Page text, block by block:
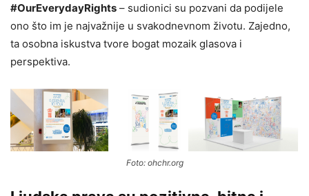
#OurEverydayRights – sudionici su pozvani da podijele
ono što im je najvažnije u svakodnevnom životu. Zajedno,
ta osobna iskustva tvore bogat mozaik glasova i
perspektiva.
Foto: ohchr.org